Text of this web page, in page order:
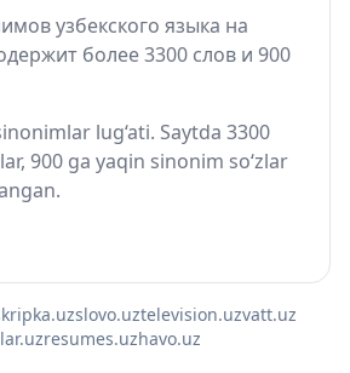
узбекского языка на
более 3300 слов и 900
lug‘ati. Saytda 3300
900 ga yaqin sinonim so‘zlar
slovo.uztelevision.uzvatt.uz
resumes.uzhavo.uz